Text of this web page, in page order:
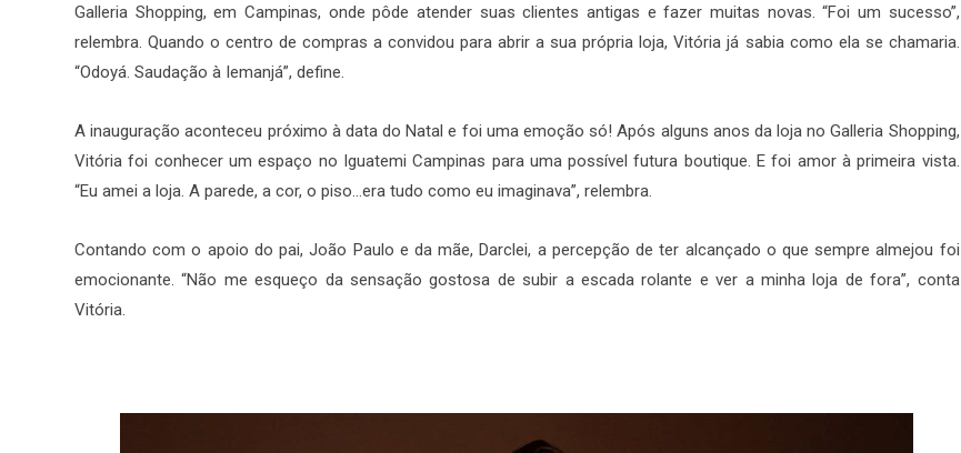
Galleria Shopping, em Campinas, onde pôde atender suas clientes antigas e fazer muitas novas. “Foi um sucesso”,
relembra. Quando o centro de compras a convidou para abrir a sua própria loja, Vitória já sabia como ela se chamaria.
“Odoyá. Saudação à Iemanjá”, define.
A inauguração aconteceu próximo à data do Natal e foi uma emoção só! Após alguns anos da loja no Galleria Shopping,
Vitória foi conhecer um espaço no Iguatemi Campinas para uma possível futura boutique. E foi amor à primeira vista.
“Eu amei a loja. A parede, a cor, o piso…era tudo como eu imaginava”, relembra.
Contando com o apoio do pai, João Paulo e da mãe, Darclei, a percepção de ter alcançado o que sempre almejou foi
emocionante. “Não me esqueço da sensação gostosa de subir a escada rolante e ver a minha loja de fora”, conta
Vitória.